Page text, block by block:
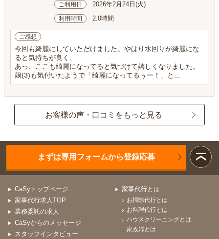
ご利用日 2026年2月24日(火)
利用時間 2.0時間
ご感想
今回も綺麗にしていただけました。やはり水回りが綺麗にな
ると気持ちが良く、
あっ、ここも綺麗になってると気づけて嬉しくなりました。
娘(3)も気付いたようで「綺麗になってるぅー！」と...
お客様の声・口コミをもっと見る
まずは専用フォームから登録応募
CaSyトップページ
家事代行求人TOP
業務委託の求人
CaSyからのメッセージ
スタッフインタビュー
家事代行とは
お掃除代行とは
お料理代行とは
ハウスクリーニングとは
家政婦とは